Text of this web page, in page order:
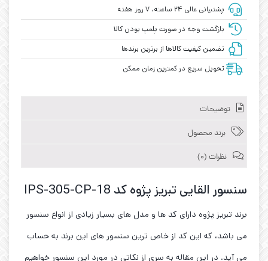
پشتیبانی عالی ۲۴ ساعته، ۷ روز هفته
بازگشت وجه در صورت پلمپ بودن کالا
تضمین کیفیت کالاها از برترین برندها
تحویل سریع در کمترین زمان ممکن
توضیحات
برند محصول
نظرات (0)
سنسور القایی تبریز پژوه کد IPS-305-CP-18
برند تبریز پژوه دارای کد ها و مدل های بسیار زیادی از انواع سنسور
می باشد، که این کد از خاص ترین سنسور های این برند به حساب
می آید. در این مقاله به سری از نکاتی در مورد این سنسور خواهیم